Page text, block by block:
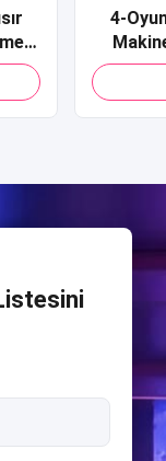
4-
Spor